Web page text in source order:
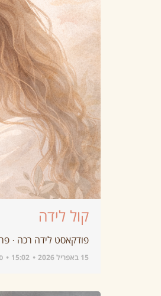
קול לידה
פודקאסט לידה רכה ·
15 באפריל 2026 15:02